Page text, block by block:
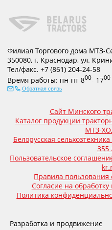
Филиал Торгового дома МТЗ-
350080, г. Краснодар, ул.
Тел/факс. +7 (861) 204-24-58
Время работы: пн-пт 800- 1700
Обратная связь
Сайт Минского
Каталог продукции
МТЗ-
Белорусская
355
Пользовательское
Правила
Согласие на
Политика
Разработка и продвижение